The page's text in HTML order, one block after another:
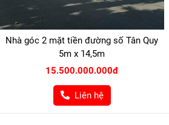
Nhà góc 2 mặt tiền đường số Tân Quy
5m x 14,5m
15.500.000.000đ
Liên hệ